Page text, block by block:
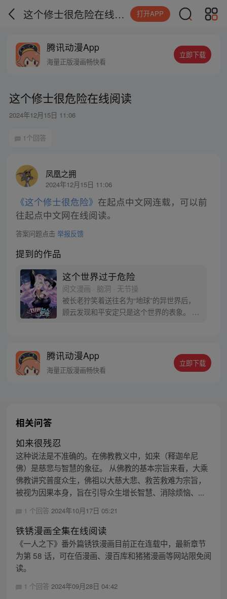
这个修士很危险在线阅读 打开APP
腾讯动漫App
海量正版漫画畅快看
立即下载
这个修士很危险在线阅读
2024年12月15日 11:06
1个回答
凤凰之拥
2024年12月15日 11:06
《这个修士很危险》 在起点中文网连载，可以前
往起点中文网在线阅读。
答案问题点击 举报反馈
提到的作品
这个世界过于危险
阅文漫画 · 脑洞 · 无节操
被长老狞笑着送往名为“地球”的异世界后，
顾云发现和平安定只是这个世界的表象。 恶
不能寐的都市传说诞生了 《这个世界过于危
险》每周三、六双更，读者群：561675062
腾讯动漫App
海量正版漫画畅快看
立即下载
相关问答
如来很残忍
这种说法是不准确的。在佛教教义中，如来（释迦牟尼
佛）是慈悲与智慧的象征。 从佛教的基本宗旨来看，大乘
佛教讲究普度众生，佛祖以大慈大悲、救苦救难为宗旨，
被视为因果本身，旨在引导众生增长智慧、消除烦恼、...
1 个回答 2024年10月17日 05:21
铁锈漫画全集在线阅读
《一人之下》番外篇锈铁漫画目前正在连载中，最新章节
为第 58 话，可在佰漫画、漫百库和猪猪漫画等网站限免阅
读。
1 个回答 2024年09月28日 04:42